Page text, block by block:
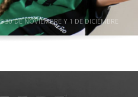
30 DE NOVIEMBRE Y 1 DE DICIEMBRE
30 de